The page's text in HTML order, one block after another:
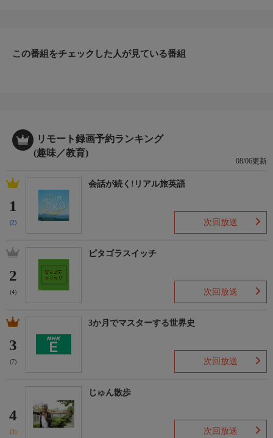
この番組をチェックした人が見ている番組
リモート録画予約ランキング
(趣味／教育)
08/06更新
1
(2)
会話が続く!リアル旅英語
次回放送
2
(4)
ピタゴラスイッチ
次回放送
3
(7)
3か月でマスターする世界史
次回放送
4
(3)
じゅん散歩
次回放送